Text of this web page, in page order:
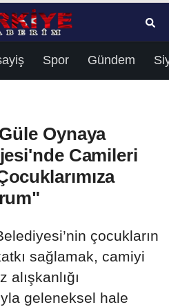
Spor Gündem
Oynaya
Camileri
çocukların
sağlamak, camiyi
geleneksel hale